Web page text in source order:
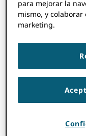
través de
permitirá a los
acceder al
credenciales
en su
través de
para
trabajo fue
para mejorar la
mismo, y
marketing.